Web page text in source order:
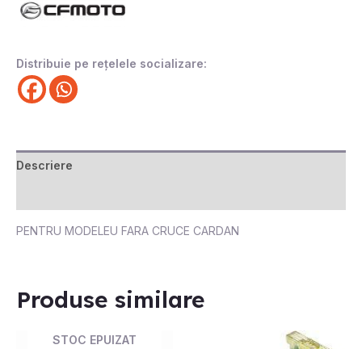
Distribuie pe rețelele socializare:
Descriere
PENTRU MODELEU FARA CRUCE CARDAN
Produse similare
STOC EPUIZAT